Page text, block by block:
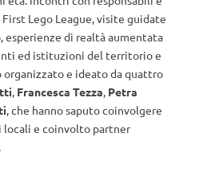
Lego League, visite guidate
esperienze di realtà aumentata
ed istituzioni del territorio e
organizzato e ideato da quattro
, Francesca Tezza, Petra
, che hanno saputo coinvolgere
e coinvolto partner